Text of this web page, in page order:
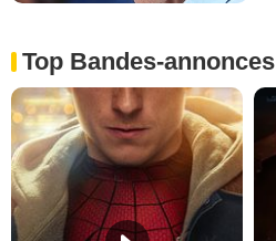
Top Bandes-annonces